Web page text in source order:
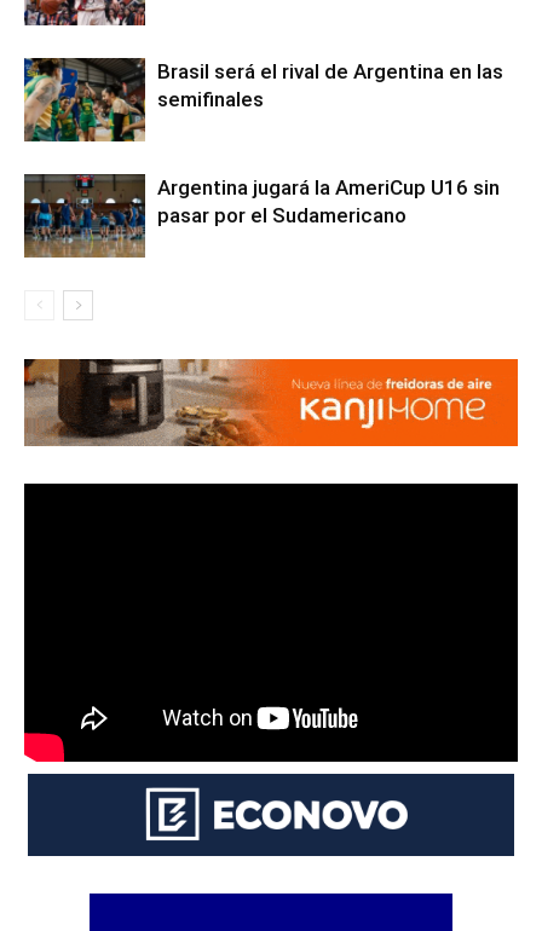
Brasil será el rival de Argentina en las
semifinales
Argentina jugará la AmeriCup U16 sin
pasar por el Sudamericano